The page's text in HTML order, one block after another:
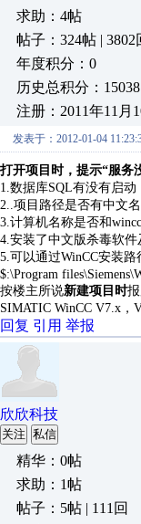
求助：4帖
帖子：324帖 | 3802
年度积分：0
历史总积分：15038
注册：2011年11月
发表于：2012-01-04
打开项目时，提示“服务
1.数据库SQL有没有启动
2..项目路径是否有中文名
3.计算机名称是否和
4.安装了中文版杀毒软
5.可以通过WinCC安装
$:\Program
按楼主所说新建项目时
SIMATIC WinCC V7.x
回复 引用 举报
欣欣科技
关注 私信
精华：0帖
求助：1帖
帖子：5帖 | 111回